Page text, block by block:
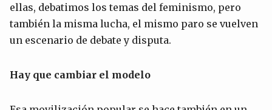
ellas, debatimos los temas del feminismo, pero
también la misma lucha, el mismo paro se vuelven
un escenario de debate y disputa.
Hay que cambiar el modelo